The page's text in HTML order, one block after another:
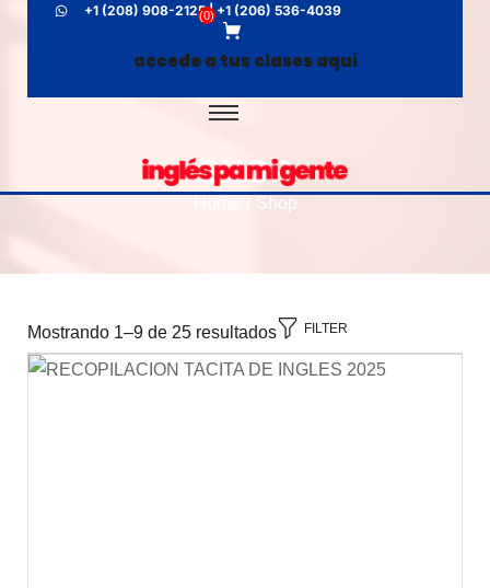
+1 (208) 908-2125 | +1 (206) 536-4039
(0)
accede a tus clases aquí
SHOP
Shop
FILTER
Mostrando 1–9 de 25 resultados